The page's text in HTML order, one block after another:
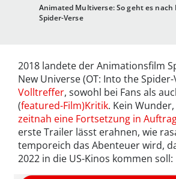
Animated Multiverse: So geht es
Spider-Verse
2018 landete der Animationsfilm
New Universe (OT: Into the Spider-
Volltreffer, sowohl bei Fans als
(featured-Film)Kritik. Kein
zeitnah eine Fortsetzung in
erste Trailer lässt erahnen, wie
temporeich das Abenteuer wird,
2022 in die US-Kinos kommen soll: